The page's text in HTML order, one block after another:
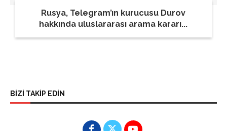
Rusya, Telegram’ın kurucusu Durov
hakkında uluslararası arama kararı...
BİZİ TAKİP EDİN